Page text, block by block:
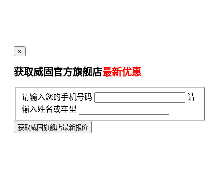
×
获取威固官方旗舰店最新优惠
请输入您的手机号码
请
输入姓名或车型
获取威固旗舰店最新报价